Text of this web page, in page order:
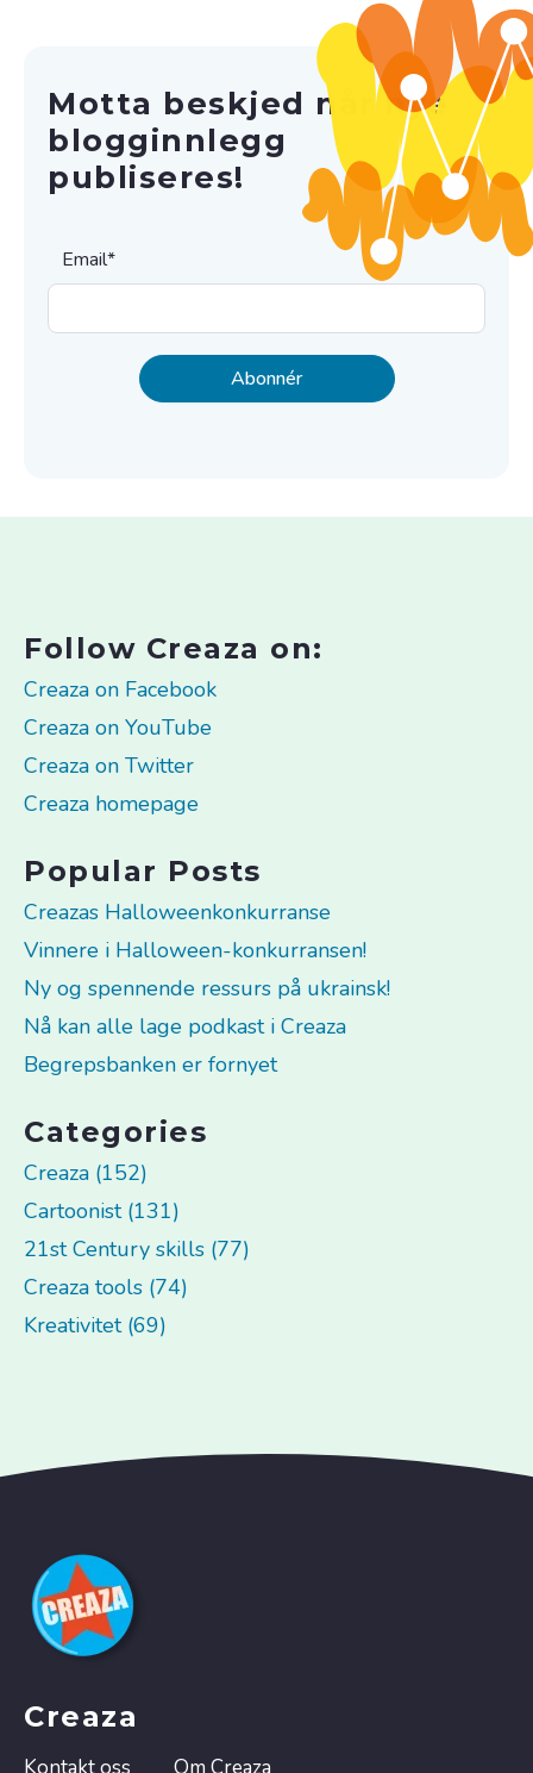
Motta beskjed når nye
blogginnlegg
publiseres!
Email*
Follow Creaza on:
Creaza on Facebook
Creaza on YouTube
Creaza on Twitter
Creaza homepage
Popular Posts
Creazas Halloweenkonkurranse
Vinnere i Halloween-konkurransen!
Ny og spennende ressurs på ukrainsk!
Nå kan alle lage podkast i Creaza
Begrepsbanken er fornyet
Categories
Creaza (152)
Cartoonist (131)
21st Century skills (77)
Creaza tools (74)
Kreativitet (69)
Creaza